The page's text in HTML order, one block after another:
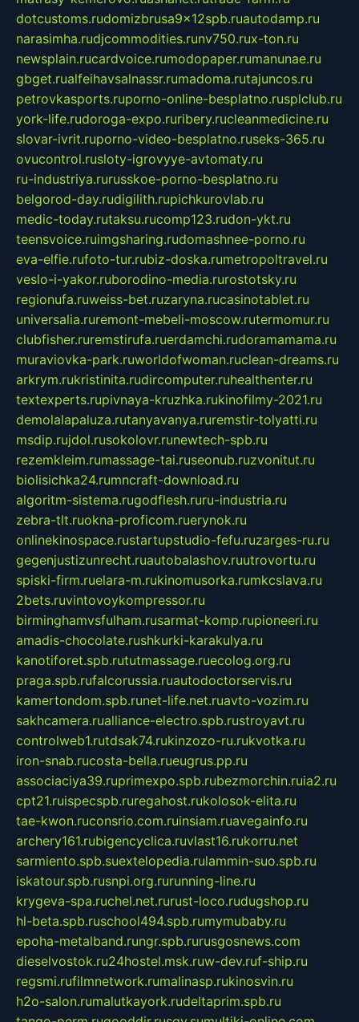
dotcustoms.rudomizbrusa9x12spb.ruautodamp.ru
narasimha.rudjcommodities.runv750.rux-ton.ru
newsplain.rucardvoice.rumodopaper.rumanunae.ru
gbget.rualfeihavsalnassr.rumadoma.rutajuncos.ru
petrovkasports.ruporno-online-besplatno.rusplclub.ru
york-life.rudoroga-expo.ruribery.rucleanmedicine.ru
slovar-ivrit.ruporno-video-besplatno.ruseks-365.ru
ovucontrol.rusloty-igrovyye-avtomaty.ru
ru-industriya.rurusskoe-porno-besplatno.ru
belgorod-day.rudigilith.rupichkurovlab.ru
medic-today.rutaksu.rucomp123.rudon-ykt.ru
teensvoice.ruimgsharing.rudomashnee-porno.ru
eva-elfie.rufoto-tur.rubiz-doska.rumetropoltravel.ru
veslo-i-yakor.ruborodino-media.rurostotsky.ru
regionufa.ruweiss-bet.ruzaryna.rucasinotablet.ru
universalia.ruremont-mebeli-moscow.rutermomur.ru
clubfisher.ruremstirufa.ruerdamchi.rudoramamama.ru
muraviovka-park.ruworldofwoman.ruclean-dreams.ru
arkrym.rukristinita.rudircomputer.ruhealthenter.ru
textexperts.rupivnaya-kruzhka.rukinofilmy-2021.ru
demolalapaluza.rutanyavanya.ruremstir-tolyatti.ru
msdip.rujdol.rusokolovr.runewtech-spb.ru
rezemkleim.rumassage-tai.ruseonub.ruzvonitut.ru
biolisichka24.rumncraft-download.ru
algoritm-sistema.rugodflesh.ruru-industria.ru
zebra-tlt.ruokna-proficom.ruerynok.ru
onlinekinospace.rustartupstudio-fefu.ruzarges-ru.ru
gegenjustizunrecht.ruautobalashov.ruutrovortu.ru
spiski-firm.ruelara-m.rukinomusorka.rumkcslava.ru
2bets.ruvintovoykompressor.ru
birminghamvsfulham.rusarmat-komp.rupioneeri.ru
amadis-chocolate.rushkurki-karakulya.ru
kanotiforet.spb.rututmassage.ruecolog.org.ru
praga.spb.rufalcorussia.ruautodoctorservis.ru
kamertondom.spb.runet-life.net.ruavto-vozim.ru
sakhcamera.rualliance-electro.spb.rustroyavt.ru
controlweb1.rutdsak74.rukinzozo-ru.rukvotka.ru
iron-snab.rucosta-bella.rueugrus.pp.ru
associaciya39.ruprimexpo.spb.rubezmorchin.ruia2.ru
cpt21.ruispecspb.ruregahost.rukolosok-elita.ru
tae-kwon.ruconsrio.com.ruinsiam.ruavegainfo.ru
archery161.rubigencyclica.ruvlast16.rukorru.net
sarmiento.spb.suextelopedia.rulammin-suo.spb.ru
iskatour.spb.rusnpi.org.rurunning-line.ru
krygeva-spa.ruchel.net.rurust-loco.rudugshop.ru
hl-beta.spb.ruschool494.spb.rumymubaby.ru
epoha-metalband.rungr.spb.rurusgosnews.com
dieselvostok.ru24hostel.msk.ruw-dev.ruf-ship.ru
regsmi.rufilmnetwork.rumalinasp.rukinosvin.ru
h2o-salon.rumalutkayork.rudeltaprim.spb.ru